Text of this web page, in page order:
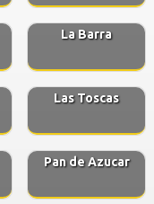
La Barra
Las Toscas
Pan de Azucar